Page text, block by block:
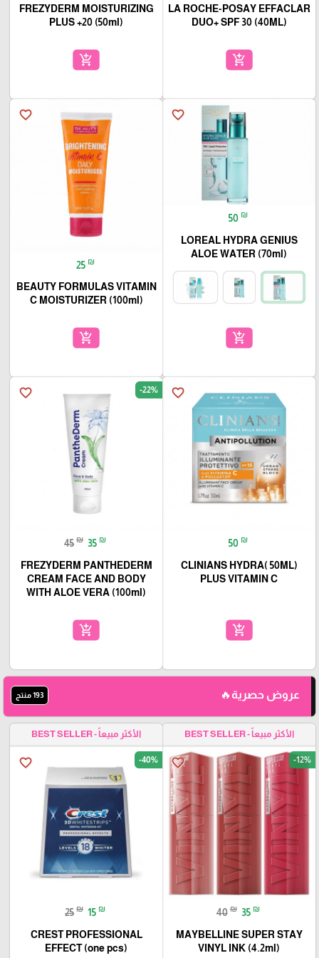
LA ROCHE-POSAY EFFACLAR
DUO+ SPF 30 (40ML)
add_shopping_cart
FREZYDERM MOISTURIZING
PLUS +20 (50ml)
add_shopping_cart
favorite_border
50 ₪
LOREAL HYDRA GENIUS
ALOE WATER (70ml)
add_shopping_cart
favorite_border
25 ₪
BEAUTY FORMULAS VITAMIN
C MOISTURIZER (100ml)
add_shopping_cart
favorite_border
50 ₪
(50ML )CLINIANS HYDRA
PLUS VITAMIN C
add_shopping_cart
favorite_border -22%
45 ₪ 35 ₪
FREZYDERM PANTHEDERM
CREAM FACE AND BODY
WITH ALOE VERA (100ml)
add_shopping_cart
عروض حصرية🔥 193 منتج
الأكثر مبيعاً - BEST SELLER
favorite_border -12%
40 ₪ 35 ₪
MAYBELLINE SUPER STAY
VINYL INK (4.2ml)
الأكثر مبيعاً - BEST SELLER
favorite_border -40%
25 ₪ 15 ₪
CREST PROFESSIONAL
EFFECT (one pcs)